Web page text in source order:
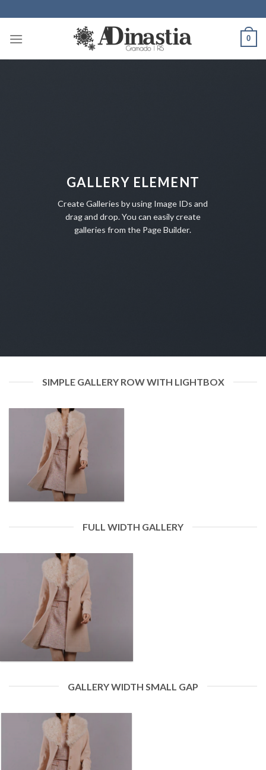
to
content
0
GALLERY ELEMENT
Create Galleries by using Image IDs and
drag and drop. You can easily create
galleries from the Page Builder.
SIMPLE GALLERY ROW WITH LIGHTBOX
FULL WIDTH GALLERY
GALLERY WIDTH SMALL GAP